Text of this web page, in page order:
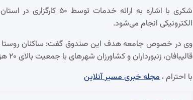
شکری با اشاره به ارائه
الکترونیکی انجام می‌شود.
قالیبافان، زنبورداران و کشاورزان شهرهای با جمعیت بالای ۲۰ هزار نفر می‌توانند از خدمات این صندوق بهره‌مند شوند.
با احترام ،مجله خبری مسیر آنلاین